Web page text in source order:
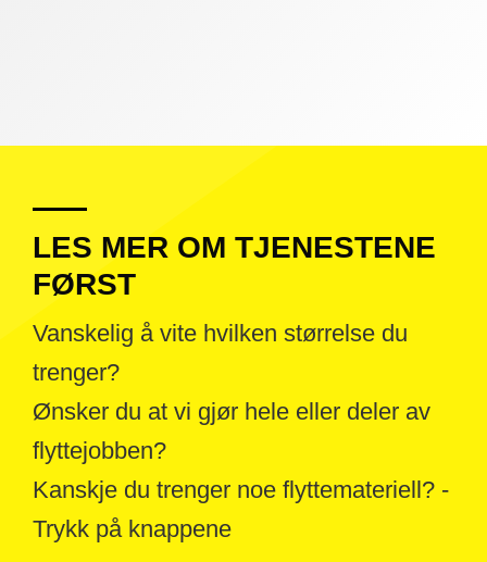
LES MER OM TJENESTENE
FØRST
Vanskelig å vite hvilken størrelse du
trenger?
Ønsker du at vi gjør hele eller deler av
flyttejobben?
Kanskje du trenger noe flyttemateriell? -
Trykk på knappene